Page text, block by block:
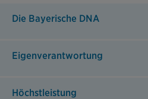
Die Bayerische DNA
Eigenverantwortung
Höchstleistung